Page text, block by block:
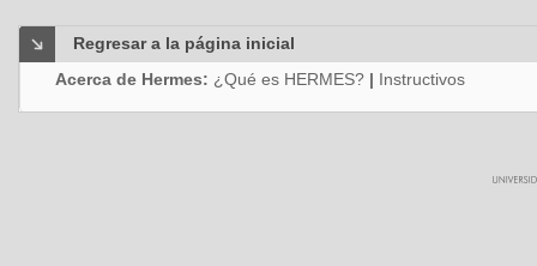
Regresar a la página inicial
Acerca de Hermes: ¿Qué es HERMES? | Instructivos